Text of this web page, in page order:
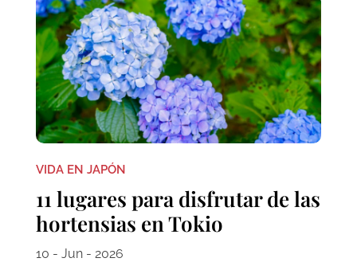
VIDA EN JAPÓN
11 lugares para disfrutar de las
hortensias en Tokio
10 - Jun - 2026